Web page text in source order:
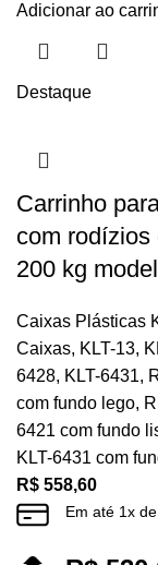
Adicionar ao
Destaque
Carrinho
com rodízios
200 kg
Caixas Plásticas
Caixas, KLT-13,
6428, KLT-6431,
com fundo lego,
6421 com fundo
KLT-6431 com
R$ 558,60
Em até 1x de